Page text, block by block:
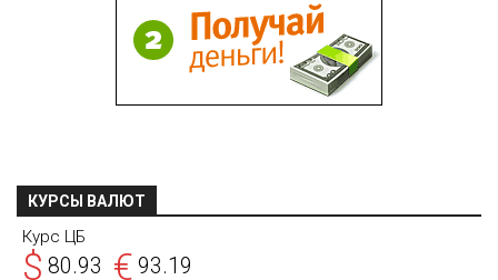
ЭКОНОМИКА
ЛЕНТА
КУРСЫ ВАЛЮТ
Курс ЦБ
$ 80.93 € 93.19